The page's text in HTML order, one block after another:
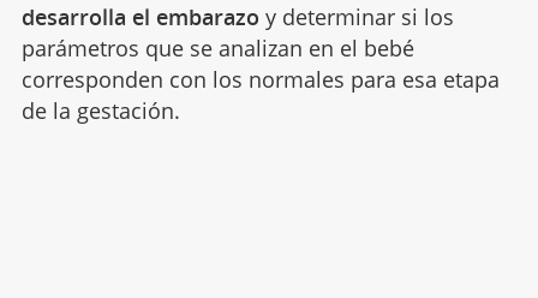
desarrolla el embarazo y determinar si los
parámetros que se analizan en el bebé
corresponden con los normales para esa etapa
de la gestación.